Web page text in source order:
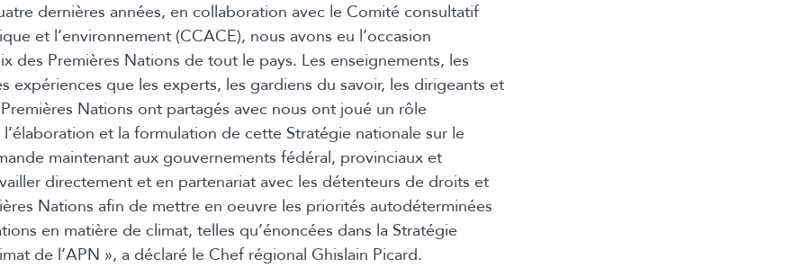
dernières années, en collaboration avec le Comité consultatif
et l’environnement (CCACE), nous avons eu l’occasion
des Premières Nations de tout le pays. Les enseignements, les
expériences que les experts, les gardiens du savoir, les dirigeants et
Nations ont partagés avec nous ont joué un rôle
et la formulation de cette Stratégie nationale sur le
maintenant aux gouvernements fédéral, provinciaux et
directement et en partenariat avec les détenteurs de droits et
Nations afin de mettre en oeuvre les priorités autodéterminées
en matière de climat, telles qu’énoncées dans la Stratégie
de l’APN », a déclaré le Chef régional Ghislain Picard.